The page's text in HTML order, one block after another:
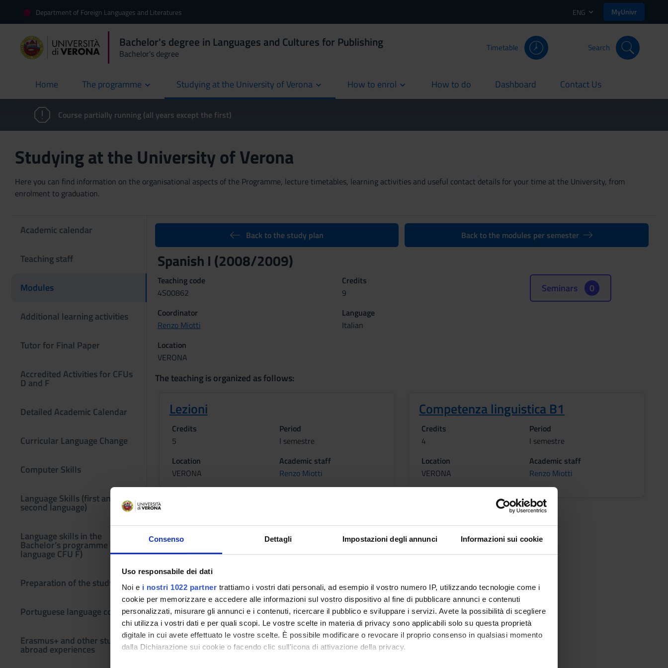
Consenso Dettagli Impostazioni degli annunci Informazioni sui cookie
Uso responsabile dei dati
Noi e i nostri 1022 partner trattiamo i vostri dati personali, ad esempio il vostro numero IP, utilizzando tecnologie come i
cookie per memorizzare e accedere alle informazioni sul vostro dispositivo al fine di pubblicare annunci e contenuti
personalizzati, misurare gli annunci e i contenuti, ricercare il pubblico e sviluppare i servizi. Avete la possibilità di scegliere
chi utilizza i vostri dati e per quali scopi. Le vostre scelte in materia di privacy sono applicabili solo su questa proprietà
digitale in cui avete effettuato le vostre scelte. È possibile modificare o revocare il proprio consenso in qualsiasi momento
dalla Dichiarazione sui cookie o facendo clic sull'icona di attivazione della privacy.
Department of Foreign Languages and Literatures ENG MyUnivr
Bachelor's degree in Languages and Cultures for Publishing
Bachelor's degree
Timetable Search
Home
current The programme Studying at the University of Verona How to enrol How to do
current Dashboard
current Contact Us
current
Course partially running (all years except the first)
Studying at the University of Verona
Here you can find information on the organisational aspects of the Programme, lecture timetables, learning activities and useful contact details for your time at the University, from
enrolment to graduation.
Academic calendar
Teaching staff
Modules
Additional learning activities
Tutor for Final Paper
Accredited Activities for CFUs
D and F
Detailed Academic Calendar
Curricular Language Change
Computer Skills
Language Skills (first and
second language)
Language skills in the
Bachelor’s programme (third
language CFU F)
Preparation of the study plan
Portuguese language course
Erasmus+ and other study
abroad experiences
Back to the study plan Back to the modules per semester
Spanish I (2008/2009)
Teaching code
4S00862
Credits
9
Coordinator
Renzo Miotti
Language
Italian
Location
VERONA
Seminars 0
The teaching is organized as follows:
Lezioni
Credits
5
Period
I semestre
Location
VERONA
Academic staff
Renzo Miotti
Competenza linguistica B1
Credits
4
Period
I semestre
Location
VERONA
Academic staff
Renzo Miotti
-------
Module: Competenza linguistica B1
-------
B1 Threshold
Program